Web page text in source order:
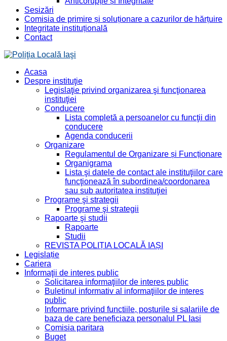
Sesizări
Comisia de primire și soluționare a cazurilor de hărțuire
Integritate instituțională
Contact
Acasa
Despre instituţie
Legislaţie privind organizarea şi funcţionarea
instituţiei
Conducere
Lista completă a persoanelor cu funcţii din
conducere
Agenda conducerii
Organizare
Regulamentul de Organizare și Funcționare
Organigrama
Lista şi datele de contact ale instituţiilor care
funcţionează în subordinea/coordonarea
sau sub autoritatea instituţiei
Programe şi strategii
Programe şi strategii
Rapoarte şi studii
Rapoarte
Studii
REVISTA POLIȚIA LOCALĂ IAȘI
Legislație
Cariera
Informaţii de interes public
Solicitarea informaţiilor de interes public
Buletinul informativ al informaţiilor de interes
public
Informare privind functiile, posturile si salariile de
baza de care beneficiaza personalul PL Iasi
Comisia paritara
Buget